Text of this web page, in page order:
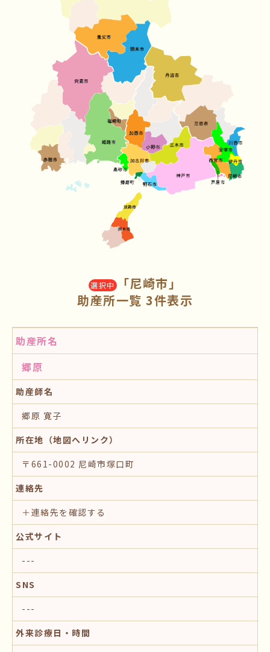
選択中 「尼崎市」
助産所一覧 3件表示
助産所名
郷原
助産師名
郷原 寛子
所在地（地図へリンク）
〒661-0002 尼崎市塚口町
連絡先
＋連絡先を確認する
公式サイト
---
SNS
---
外来診療日・時間